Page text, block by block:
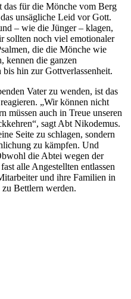
das für die Mönche vom Berg
unsägliche Leid vor Gott.
– wie die Jünger – klagen,
sollten noch viel emotionaler
die die Mönche wie
kennen die ganzen
bis hin zur Gottverlassenheit.
Vater zu wenden, ist das
„Wir können nicht
müssen auch in Treue unseren
sagt Abt Nikodemus.
Seite zu schlagen, sondern
zu kämpfen. Und
die Abtei wegen der
alle Angestellten entlassen
und ihre Familien in
Bettlern werden.